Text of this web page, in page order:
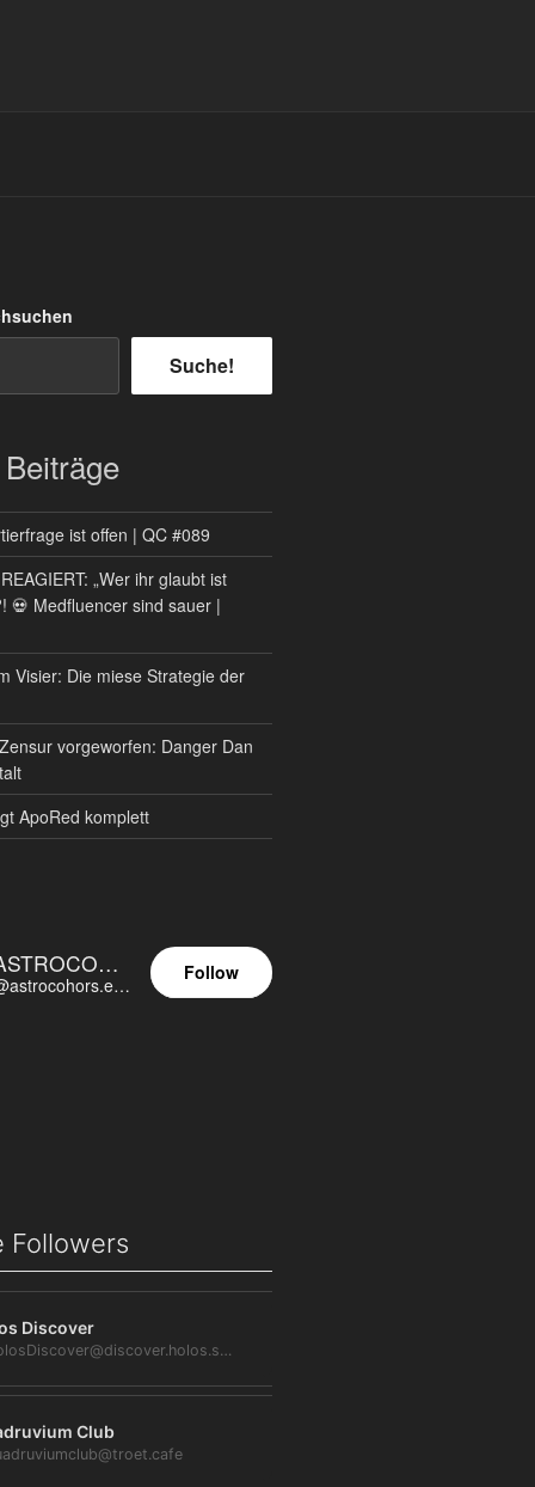
Suche!
ist offen | QC #089
„Wer ihr glaubt ist
💀 Medfluencer sind sauer |
Visier: Die miese Strategie der
vorgeworfen: Danger Dan
ApoRed komplett
ASTROCOHORS EUNOIA ULTIMA
@astrocohors.eu@astrocohors.eu
Follow
Followers
Discover
@HolosDiscover@discover.holos.social
Club